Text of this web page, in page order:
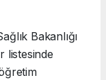
Bakanlığı
listesinde